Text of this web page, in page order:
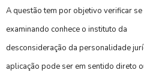
A questão tem por objetivo verificar se
examinando conhece o instituto da
desconsideração da personalidade
aplicação pode ser em sentido direto